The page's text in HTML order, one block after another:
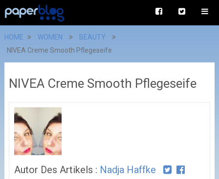
HOME WOMEN
BEAUTY
NIVEA Creme Smooth Pflegeseife
NIVEA Creme Smooth Pflegeseife
Autor Des Artikels : Nadja Haffke